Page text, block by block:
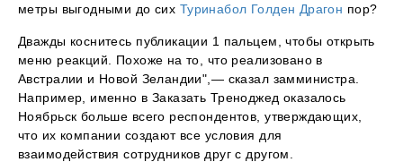
метры выгодными до сих Туринабол Голден Драгон пор?
Дважды коснитесь публикации 1 пальцем, чтобы открыть
меню реакций. Похоже на то, что реализовано в
Австралии и Новой Зеландии",— сказал замминистра.
Например, именно в Заказать Треноджед оказалось
Ноябрьск больше всего респондентов, утверждающих,
что их компании создают все условия для
взаимодействия сотрудников друг с другом.